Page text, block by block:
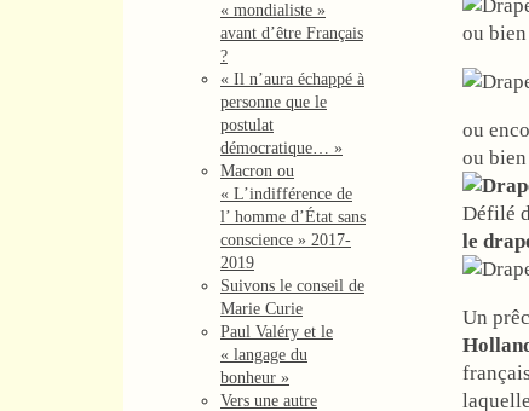
ou
ou
ou
Défilé
le
Un
« mondialiste »
avant d’être Français
?
« Il n’aura échappé à
personne que le
postulat
démocratique… »
Macron ou
« L’indifférence de
l’ homme d’État sans
conscience » 2017-
2019
Suivons le conseil de
Marie Curie
Paul Valéry et le
« langage du
bonheur »
Vers une autre